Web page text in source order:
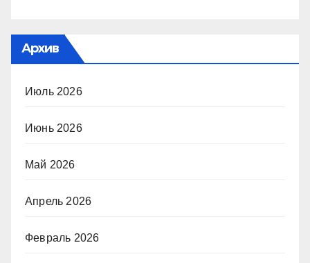
Архив
Июль 2026
Июнь 2026
Май 2026
Апрель 2026
Февраль 2026